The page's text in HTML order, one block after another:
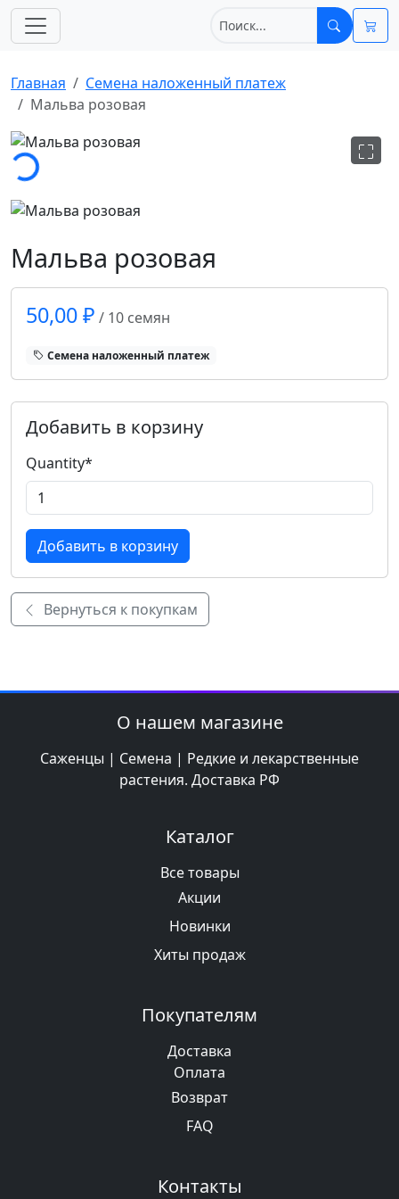
Главная
Cемена наложенный платеж
Мальва розовая
Мальва розовая
50,00 ₽ / 10 семян
Cемена наложенный платеж
Добавить в корзину
Quantity*
Вернуться к покупкам
О нашем магазине
Саженцы | Семена | Редкие и лекарственные
растения. Доставка РФ
Каталог
Все товары
Акции
Новинки
Хиты продаж
Покупателям
Доставка
Оплата
Возврат
FAQ
Контакты